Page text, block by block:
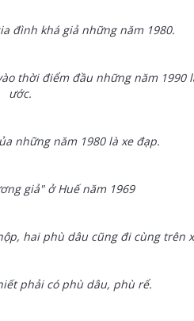
đình khá giả những năm 1980.
thời điểm đầu những năm
ước.
những năm 1980 là xe đạp.
giả" ở Huế năm 1969
hai phù dâu cũng đi cùng trên
phải có phù dâu, phù rể.